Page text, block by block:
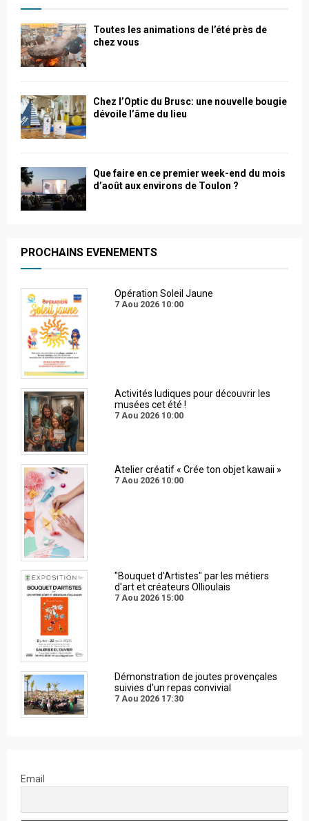
Toutes les animations de l’été près de
chez vous
Chez l’Optic du Brusc: une nouvelle bougie
dévoile l’âme du lieu
Que faire en ce premier week-end du mois
d’août aux environs de Toulon ?
PROCHAINS EVENEMENTS
Opération Soleil Jaune
7 Aou 2026 10:00
Activités ludiques pour découvrir les
musées cet été !
7 Aou 2026 10:00
Atelier créatif « Crée ton objet kawaii »
7 Aou 2026 10:00
"Bouquet d'Artistes" par les métiers
d'art et créateurs Ollioulais
7 Aou 2026 15:00
Démonstration de joutes provençales
suivies d'un repas convivial
7 Aou 2026 17:30
Email